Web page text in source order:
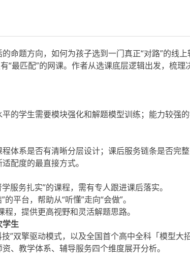
题方向，如何为孩子选到一门真正“对路”的线上
“最匹配”的网课。作者从选课底层逻辑出发，梳
的学生需要模块强化和解题模型训练；能力较强
体系是否有清晰分层设计；课后服务链条是否完
配度的最直接方式。
服务扎实”的课程，需有专人跟进课后落实。
平台，帮助从“听懂”走向“会做”。
，提供更高视野和灵活解题思路。
学生
”双擎驱动模式，以及全国首个高中全科「模型大
、教学体系、辅导服务四个维度展开分析。